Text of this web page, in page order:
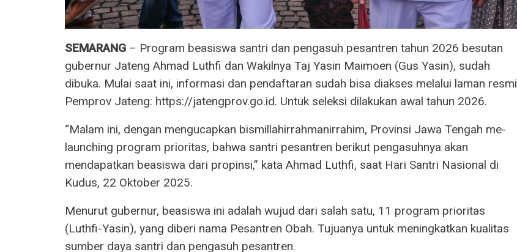
SEMARANG – Program beasiswa santri dan pengasuh pesantren tahun 2026 besutan
gubernur Jateng Ahmad Luthfi dan Wakilnya Taj Yasin Maimoen (Gus Yasin), sudah
dibuka. Mulai saat ini, informasi dan pendaftaran sudah bisa diakses melalui laman resmi
Pemprov Jateng: https://jatengprov.go.id. Untuk seleksi dilakukan awal tahun 2026.
“Malam ini, dengan mengucapkan bismillahirrahmanirrahim, Provinsi Jawa Tengah me-
launching program prioritas, bahwa santri pesantren berikut pengasuhnya akan
mendapatkan beasiswa dari propinsi,” kata Ahmad Luthfi, saat Hari Santri Nasional di
Kudus, 22 Oktober 2025.
Menurut gubernur, beasiswa ini adalah wujud dari salah satu, 11 program prioritas
(Luthfi-Yasin), yang diberi nama Pesantren Obah. Tujuanya untuk meningkatkan kualitas
sumber daya santri dan pengasuh pesantren.